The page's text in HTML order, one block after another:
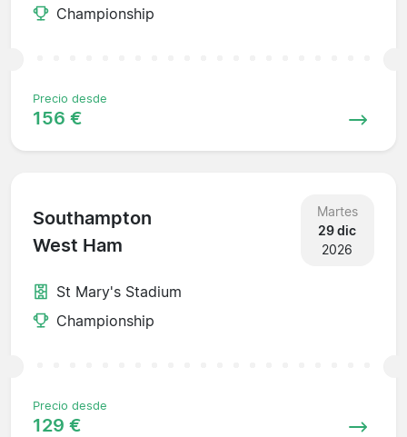
Championship
Precio desde
156 €
Southampton
West Ham
Martes
29 dic
2026
St Mary's Stadium
Championship
Precio desde
129 €